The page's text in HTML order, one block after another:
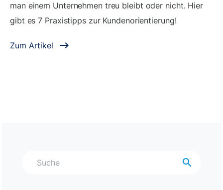
man einem Unternehmen treu bleibt oder nicht. Hier
gibt es 7 Praxistipps zur Kundenorientierung!
Zum Artikel
search